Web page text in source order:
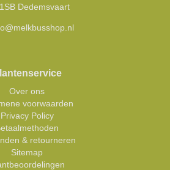
Dedemsvaart
Over ons
voorwaarden
Privacy Policy
& retourneren
Sitemap